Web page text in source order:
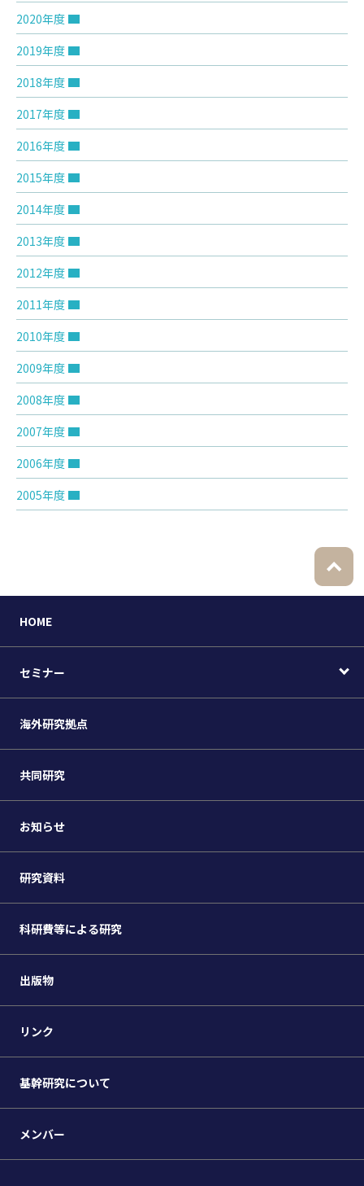
2020年度
2019年度
2018年度
2017年度
2016年度
2015年度
2014年度
2013年度
2012年度
2011年度
2010年度
2009年度
2008年度
2007年度
2006年度
2005年度
HOME
セミナー
海外研究拠点
共同研究
お知らせ
研究資料
科研費等による研究
出版物
リンク
基幹研究について
メンバー